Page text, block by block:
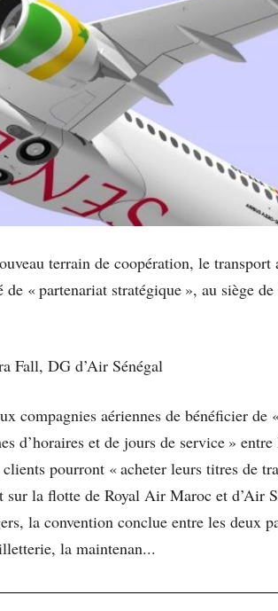
terrain de coopération, le
« partenariat stratégique », au siège
Fall, DG d’Air Sénégal
compagnies aériennes de bénéficier de
d’horaires et de jours de service »
pourront « acheter leurs titres de
sur la flotte de Royal Air Maroc et d’Air
la convention conclue entre les deux
la maintenan...